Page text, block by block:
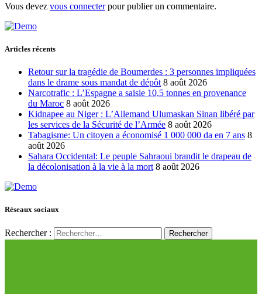
Vous devez vous connecterpour publier un commentaire.
Articles récents
Retour sur la tragédie de Boumerdes : 3 personnes impliquées
dans le drame sous mandat de dépôt 8 août 2026
Narcotrafic : L’Espagne a saisie 10,5 tonnes en provenance
du Maroc 8 août 2026
Kidnapee au Niger : L’Allemand Ulumaskan Sinan libéré par
les services de la Sécurité de l’Armée 8 août 2026
Tabagisme: Un citoyen a économisé 1 000 000 da en 7 ans 8
août 2026
Sahara Occidental: Le peuple Sahraoui brandit le drapeau de
la décolonisation à la vie à la mort 8 août 2026
Réseaux sociaux
Rechercher :